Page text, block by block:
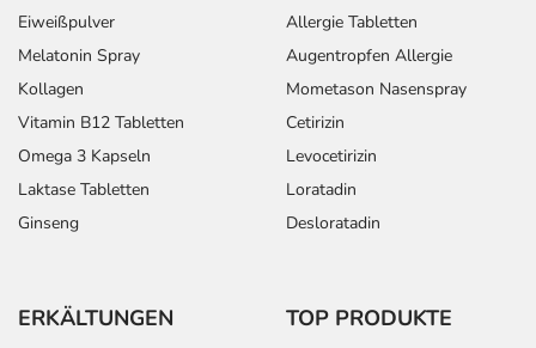
Eiweißpulver
Melatonin Spray
Kollagen
Vitamin B12 Tabletten
Omega 3 Kapseln
Laktase Tabletten
Ginseng
Allergie Tabletten
Augentropfen Allergie
Mometason Nasenspray
Cetirizin
Levocetirizin
Loratadin
Desloratadin
ERKÄLTUNGEN TOP PRODUKTE